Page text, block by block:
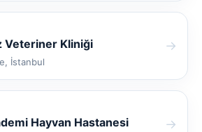
Veteriner Kliniği
İstanbul
→
Hayvan Hastanesi →